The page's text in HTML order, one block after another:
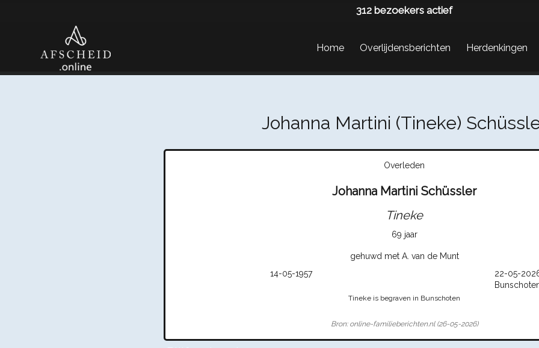
312 bezoekers actief
Home Overlijdensberichten Herdenkingen
Johanna Martini (Tineke)
Overleden
Johanna Martini Schüssler
Tineke
69 jaar
gehuwd met A. van de Munt
14-05-1957
22-05-
Tineke is begraven in Bunschoten
Bron: online-familieberichten.nl (26-05-2026)